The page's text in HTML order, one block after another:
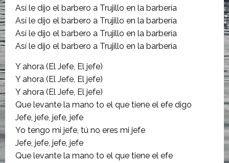
Así le dijo el barbero a Trujillo en la barbería
Así le dijo el barbero a Trujillo en la barbería
Así le dijo el barbero a Trujillo en la barbería
Así le dijo el barbero a Trujillo en la barbería
Y ahora (El Jefe, El jefe)
Y ahora (El Jefe, El jefe)
Y ahora (El Jefe, El jefe)
Que levante la mano to el que tiene el efe digo
Jefe, jefe, jefe, jefe
Yo tengo mi jefe, tú no eres mi jefe
Jefe, jefe, jefe, jefe
Que levante la mano to el que tiene el efe